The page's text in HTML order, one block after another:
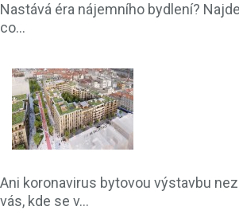
Nastává éra nájemního bydlení?
co...
Ani koronavirus bytovou výstavbu
vás, kde se v...